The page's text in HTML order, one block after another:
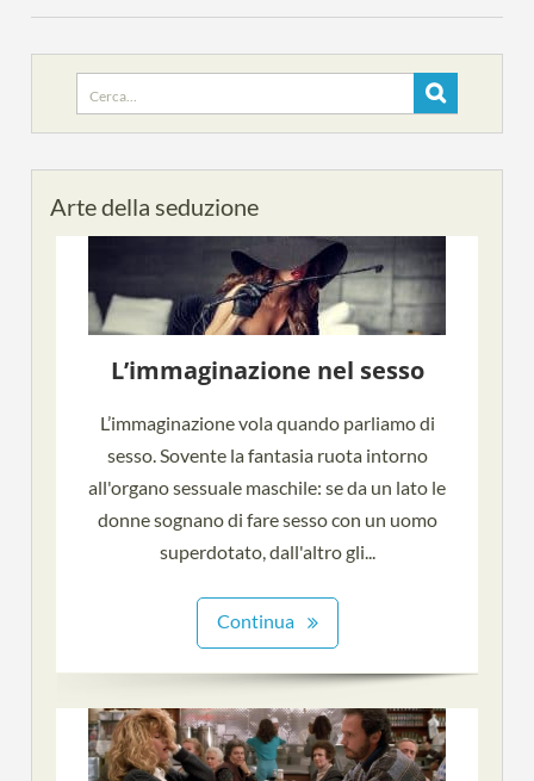
for:
Arte della seduzione
L’immaginazione nel sesso
L’immaginazione vola quando parliamo di
sesso. Sovente la fantasia ruota intorno
all'organo sessuale maschile: se da un lato le
donne sognano di fare sesso con un uomo
superdotato, dall'altro gli...
Continua